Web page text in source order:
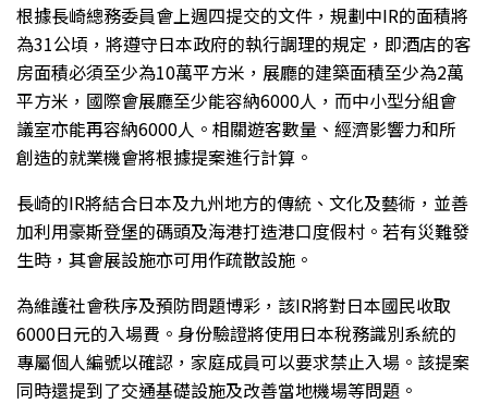
根據長崎總務委員會上週四提交的文件，規劃中IR的面積將
為31公頃，將遵守日本政府的執行調理的規定，即酒店的客
房面積必須至少為10萬平方米，展廳的建築面積至少為2萬
平方米，國際會展廳至少能容納6000人，而中小型分組會
議室亦能再容納6000人。相關遊客數量、經濟影響力和所
創造的就業機會將根據提案進行計算。
長崎的IR將結合日本及九州地方的傳統、文化及藝術，並善
加利用豪斯登堡的碼頭及海港打造港口度假村。若有災難發
生時，其會展設施亦可用作疏散設施。
為維護社會秩序及預防問題博彩，該IR將對日本國民收取
6000日元的入場費。身份驗證將使用日本稅務識別系統的
專屬個人編號以確認，家庭成員可以要求禁止入場。該提案
同時還提到了交通基礎設施及改善當地機場等問題。